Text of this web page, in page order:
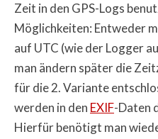
Zeit in den GPS-Logs
Möglichkeiten: Entweder
auf UTC (wie der Logger
man ändern später die
für die 2. Variante
werden in den EXIF-Daten
Hierfür benötigt man